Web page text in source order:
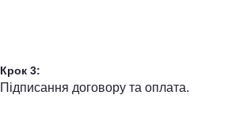
Крок 3:
Підписання договору та оплата.